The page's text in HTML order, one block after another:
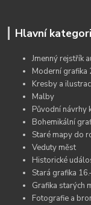
Hlavní
Jmenný rejstřík
Moderní grafika
Kresby a
Malby
Původní návrhy
Bohemikální
Staré mapy do
Veduty měst
Historické
Stará grafika
Grafika starých
Fotografie a